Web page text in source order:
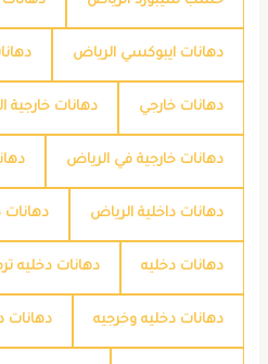
دهانات ايبوكسي الرياض
دهانات خارجي دهانات خارجية
دهانات خارجية في الرياض
دهانات داخلية الرياض دهانات
دهانات دخليه دهانات دخليه
دهانات دخليه وخرجيه دهانات